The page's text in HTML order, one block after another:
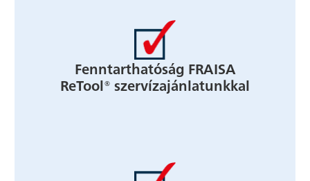
Fenntarthatóság FRAISA
ReTool® szervízajánlatunkkal